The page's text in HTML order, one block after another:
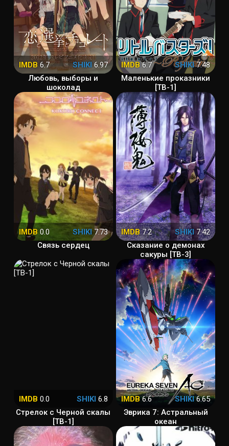
IMDB 6.7 SHIKI 6.97
Любовь, выборы и
шоколад
IMDB6.7 SHIKI7.48
Маленькие проказники
[ТВ-1]
IMDB 0.0 SHIKI7.73
Связь сердец
IMDB7.2 SHIKI 7.42
Сказание о демонах
сакуры [ТВ-3]
IMDB 0.0 SHIKI 6.8
Стрелок с Черной скалы
[ТВ-1]
IMDB6.6 SHIKI6.65
Эврика 7: Астральный
океан